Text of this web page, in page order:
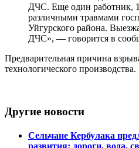
ДЧС. Еще один работник,
различными травмами
Уйгурского района.
ДЧС», — говорится в
Предварительная причина
технологического производства.
Другие новости
Сельчане Кербулака